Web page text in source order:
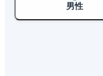
男性